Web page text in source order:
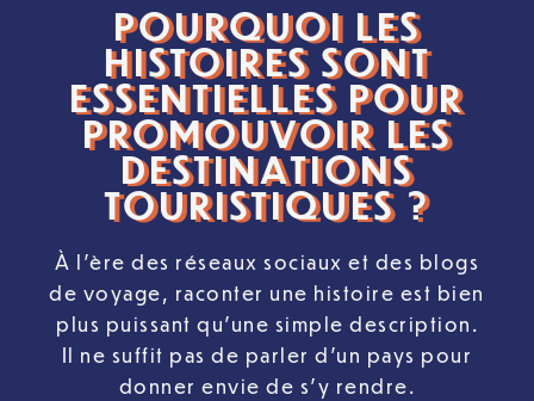
POURQUOI LES
HISTOIRES SONT
ESSENTIELLES POUR
PROMOUVOIR LES
DESTINATIONS
TOURISTIQUES ?
À l’ère des réseaux sociaux et des blogs
de voyage, raconter une histoire est bien
plus puissant qu’une simple description.
Il ne suffit pas de parler d’un pays pour
donner envie de s’y rendre.